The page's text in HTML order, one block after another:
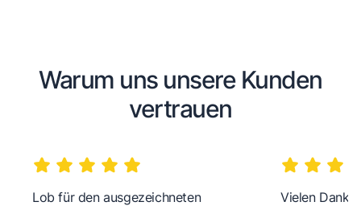
Warum uns unsere Kunden
vertrauen
Lob für den ausgezeichneten
Vielen Dank